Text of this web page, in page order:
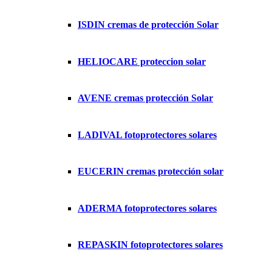
ISDIN cremas de protección Solar
HELIOCARE proteccion solar
AVENE cremas protección Solar
LADIVAL fotoprotectores solares
EUCERIN cremas protección solar
ADERMA fotoprotectores solares
REPASKIN fotoprotectores solares